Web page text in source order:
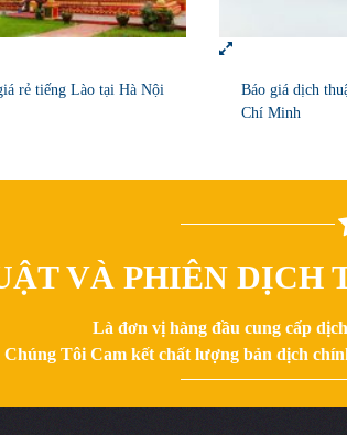
rẻ tiếng Lào tại Hà Nội
Báo giá dịch
Chí Minh
VÀ PHIÊN DỊCH
Là đơn vị hàng đầu cung cấp
Chúng Tôi Cam kết chất lượng bản dịch